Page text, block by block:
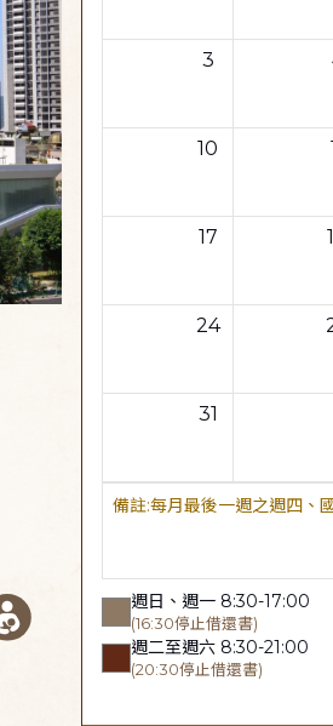
3
10
17
24
31
每月最後一週之週四、
週日、週一 8:30-17:00
(16:30停止借還書)
週二至週六 8:30-21:00
(20:30停止借還書)